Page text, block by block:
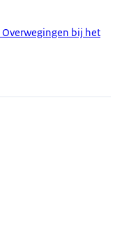
bij het